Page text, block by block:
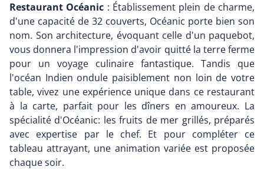
Restaurant Océanic : Établissement plein de charme,
d'une capacité de 32 couverts, Océanic porte bien son
nom. Son architecture, évoquant celle d'un paquebot,
vous donnera l'impression d'avoir quitté la terre ferme
pour un voyage culinaire fantastique. Tandis que
l'océan Indien ondule paisiblement non loin de votre
table, vivez une expérience unique dans ce restaurant
à la carte, parfait pour les dîners en amoureux. La
spécialité d'Océanic: les fruits de mer grillés, préparés
avec expertise par le chef. Et pour compléter ce
tableau attrayant, une animation variée est proposée
chaque soir.